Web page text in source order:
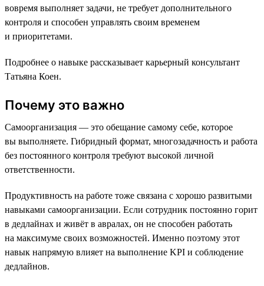
вовремя выполняет задачи, не требует дополнительного
контроля и способен управлять своим временем
и приоритетами.
Подробнее о навыке рассказывает карьерный консультант
Татьяна Коен.
Почему это важно
Самоорганизация — это обещание самому себе, которое
вы выполняете. Гибридный формат, многозадачность и работа
без постоянного контроля требуют высокой личной
ответственности.
Продуктивность на работе тоже связана с хорошо развитыми
навыками самоорганизации. Если сотрудник постоянно горит
в дедлайнах и живёт в авралах, он не способен работать
на максимуме своих возможностей. Именно поэтому этот
навык напрямую влияет на выполнение KPI и соблюдение
дедлайнов.